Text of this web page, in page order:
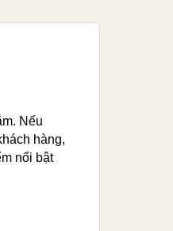
Nếu
hàng,
nổi bật